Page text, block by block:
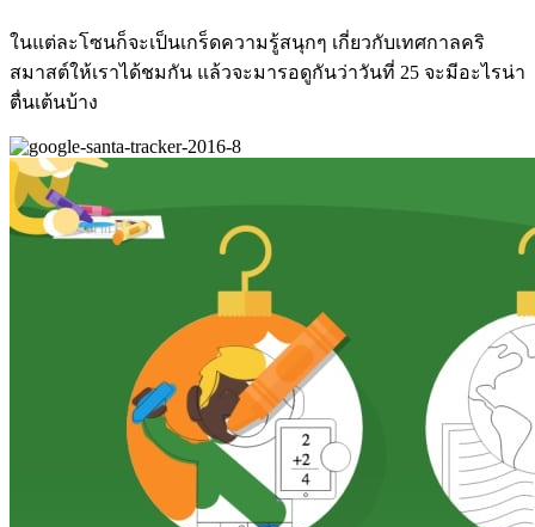
ในแต่ละโซนก็จะเป็นเกร็ดความรู้สนุกๆ เกี่ยวกับเทศกาลคริ
สมาสต์ให้เราได้ชมกัน แล้วจะมารอดูกันว่าวันที่ 25 จะมีอะไรน่า
ตื่นเต้นบ้าง